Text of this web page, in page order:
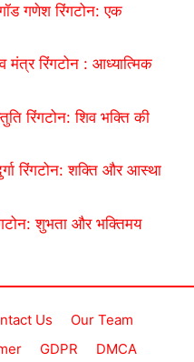
गणेश रिंगटोन: एक
रिंगटोन : आध्यात्मिक
रिंगटोन: शिव भक्ति की
रिंगटोन: शक्ति और आस्था
शुभता और भक्तिमय
Us
Our Team
GDPR DMCA